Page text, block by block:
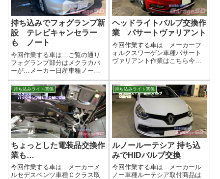
持ち込みでフォグランプ新
設 テレビキャンセラー
も ノート
今回作業する車は…ご覧の通り
フォグランプ部分はメクラカバ
ーが…メーカー日産車種ノート
作業はこちら今回の作業は…純
正フォグランプ他 テレビキャ
ンセラー LEDフォグランプ作
業写真２色切替できるLEDバル
ブになります。とても便利です
ね(^^)/...
ヘッドライトバルブ交換作
業 パサートヴァリアント
今回作業する車は…メーカーフ
ォルクスワーゲン車種パサート
ヴァリアント作業はこちら今回
進化！】夜間ドライブが劇的に
変わる！HID・LEDヘッドライ
ト/フォグランプ交換のススメ
「夜...
持ち込みライト関係
ちょっとした電装品交換作
業も…
今回作業する車は…メーカーメ
ルセデスベンツ車種Ｃクラス取
持ち込みライト関係
ルノールーテシア 持ち込
みでHIDバルブ交換
今回作業する車は…メーカール
ノー車種ルーテシア取付商品は